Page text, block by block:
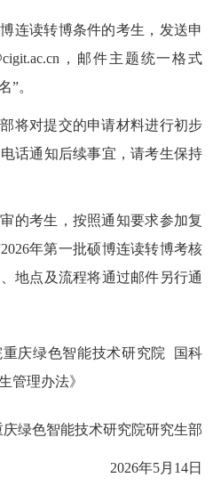
连读转博条件的考生，发送申
，邮件主题统一格式
”。
将对提交的申请材料进行初步
话通知后续事宜，请考生保持
的考生，按照通知要求参加复
年第一批硕博连读转博考核
地点及流程将通过邮件另行通
重庆绿色智能技术研究院 国科
管理办法》
庆绿色智能技术研究院研究生部
2026年5月14日